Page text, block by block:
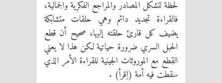
لحظة لتشكل المصادر والمراجع الفكرية والجمالية،
فالقراءة تجديد دائم وهي حلقات متشابكة
يضيف كل قارئ حلقته إليها، صحيح أن قطع
الحبل السري ضرورة حياتية لكن هذا لا يعني
القطع مع الموروثات الجينية للقراءة الأمر الذي
سقطت فيه أمة (اِقرأ) .